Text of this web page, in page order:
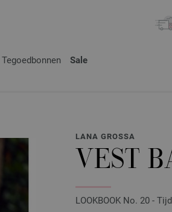
Tegoedbonnen Sale
LANA GROSSA
VEST
LOOKBOOK No. 20 -